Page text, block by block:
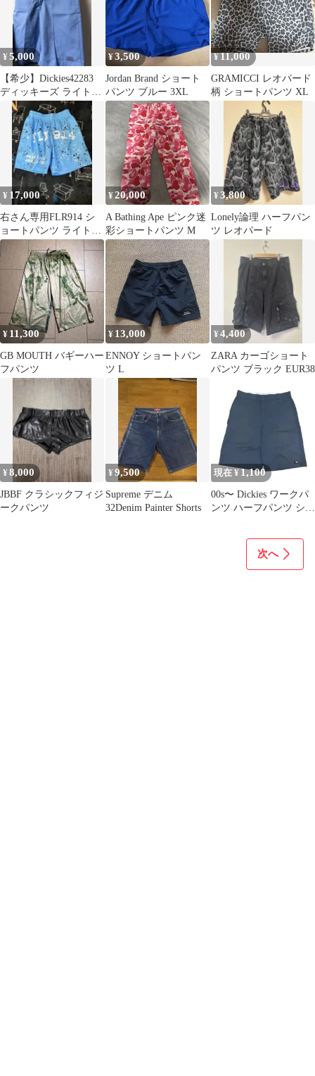
¥5,000
【希少】Dickies42283
ディッキーズ ライトブ
ルー 30inch
¥3,500
Jordan Brand ショート
パンツ ブルー 3XL
¥11,000
GRAMICCI レオパード
柄 ショートパンツ XL
¥ 17,000
右さん専用FLR914 シ
ョートパンツ ライトブ
ルー Sサイズ
¥20,000
A Bathing Ape ピンク迷
彩ショートパンツ M
¥3,800
Lonely論理 ハーフパン
ツ レオパード
¥ 11,300
GB MOUTH バギーハー
フパンツ
¥ 13,000
ENNOY ショートパン
ツ L
¥4,400
ZARA カーゴショート
パンツ ブラック EUR38
¥8,000
JBBF クラシックフィジ
ークパンツ
¥9,500
Supreme デニム
32Denim Painter Shorts
現在 ¥ 1,100
00s〜 Dickies ワークパ
ンツ ハーフパンツ ショ
次へ